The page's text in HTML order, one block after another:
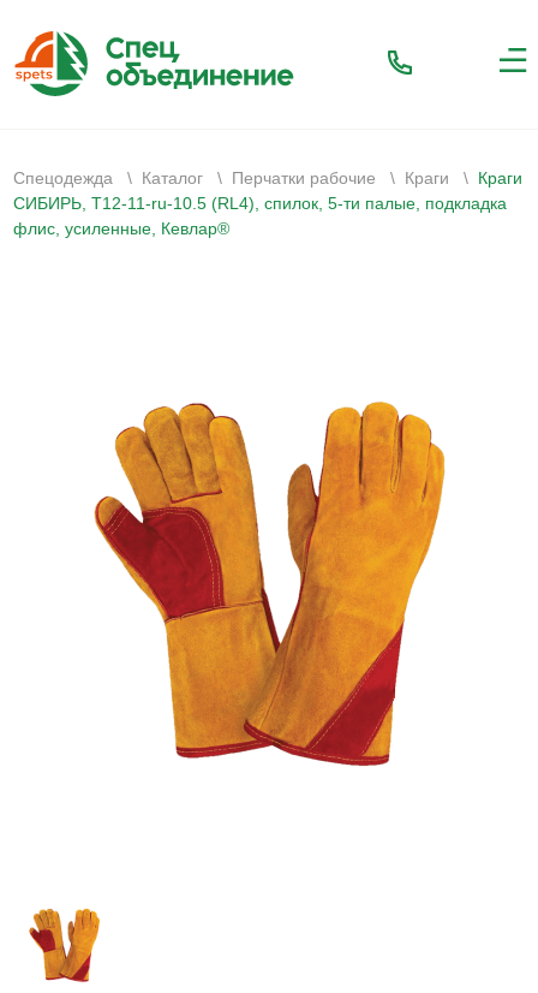
Спецодежда \ Каталог \ Перчатки рабочие \ Краги \ Краги
СИБИРЬ, Т12-11-ru-10.5 (RL4), спилок, 5-ти палые, подкладка
флис, усиленные, Кевлар®